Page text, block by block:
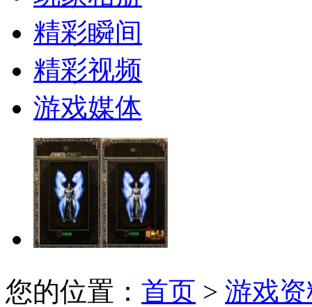
精彩瞬间
精彩视频
游戏媒体
您的位置： 首页 > 游戏